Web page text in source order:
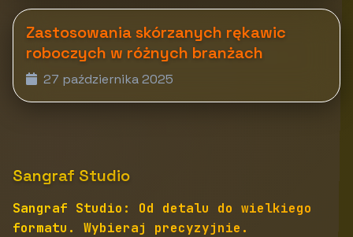
Zastosowania skórzanych rękawic
roboczych w różnych branżach
27 października 2025
Sangraf Studio
Sangraf Studio: Od detalu do wielkiego
formatu. Wybieraj precyzyjnie.